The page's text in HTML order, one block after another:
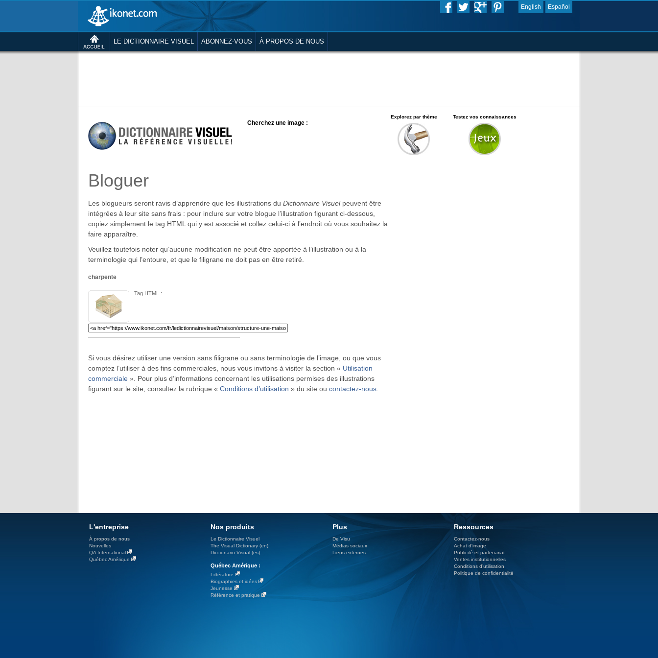
English Español
LE DICTIONNAIRE VISUEL ABONNEZ-VOUS À PROPOS DE NOUS
Cherchez une image :
Explorez par thème Testez vos connaissances
Bloguer
Les blogueurs seront ravis d’apprendre que les illustrations du Dictionnaire Visuelpeuvent être
intégrées à leur site sans frais : pour inclure sur votre blogue l’illustration figurant ci-dessous,
copiez simplement le tag HTML qui y est associé et collez celui-ci à l’endroit où vous souhaitez la
faire apparaître.
Veuillez toutefois noter qu’aucune modification ne peut être apportée à l’illustration ou à la
terminologie qui l’entoure, et que le filigrane ne doit pas en être retiré.
charpente
Tag HTML :
Si vous désirez utiliser une version sans filigrane ou sans terminologie de l’image, ou que vous
comptez l’utiliser à des fins commerciales, nous vous invitons à visiter la section « Utilisation
commerciale ». Pour plus d’informations concernant les utilisations permises des illustrations
figurant sur le site, consultez la rubrique « Conditions d’utilisation » du site ou contactez-nous
L'entreprise
À propos de nous
Nouvelles
QA International
Québec Amérique
Nos produits
Le Dictionnaire Visuel
The Visual Dictionary (en)
Diccionario Visual (es)
Québec Amérique :
Littérature
Biographies et idées
Jeunesse
Référence et pratique
Plus
De Visu
Médias sociaux
Liens externes
Ressources
Contactez-nous
Achat d'image
Publicité et partenariat
Ventes institutionnelles
Conditions d’utilisation
Politique de confidentialité